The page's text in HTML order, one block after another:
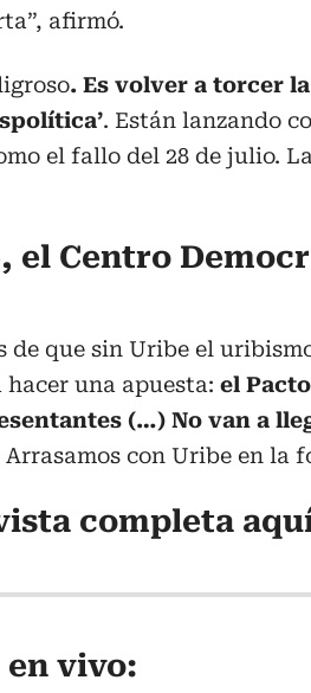
afirmó.
. Es volver a torcer
. Están lanzando
el fallo del 28 de julio.
el Centro
de que sin Uribe el
hacer una apuesta: el
(…) No van a
con Uribe en la
completa
en vivo: